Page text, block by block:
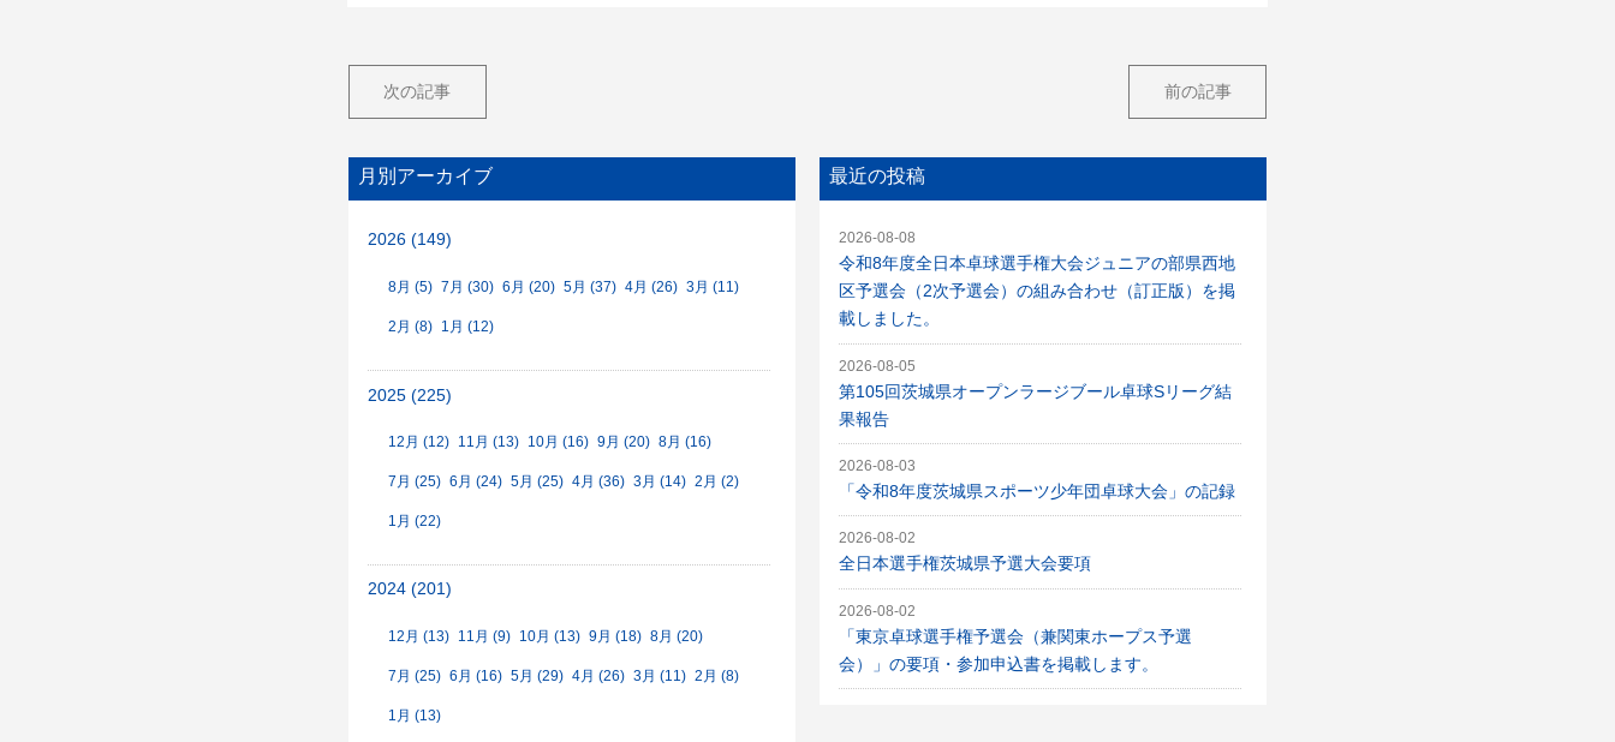
次の記事 前の記事
月別アーカイブ
2026 (149)
8月 (5) 7月 (30) 6月 (20) 5月 (37) 4月 (26) 3月 (11)
2月 (8) 1月 (12)
2025 (225)
12月 (12) 11月 (13) 10月 (16) 9月 (20) 8月 (16)
7月 (25) 6月 (24) 5月 (25) 4月 (36) 3月 (14) 2月 (2)
1月 (22)
2024 (201)
12月 (13) 11月 (9) 10月 (13) 9月 (18) 8月 (20)
7月 (25) 6月 (16) 5月 (29) 4月 (26) 3月 (11) 2月 (8)
1月 (13)
最近の投稿
2026-08-08
令和8年度全日本卓球選手権大会ジュニアの部県西地
区予選会（2次予選会）の組み合わせ（訂正版）を掲
載しました。
2026-08-05
第105回茨城県オープンラージブール卓球Sリーグ結
果報告
2026-08-03
「令和8年度茨城県スポーツ少年団卓球大会」の記録
2026-08-02
全日本選手権茨城県予選大会要項
2026-08-02
「東京卓球選手権予選会（兼関東ホープス予選
会）」の要項・参加申込書を掲載します。